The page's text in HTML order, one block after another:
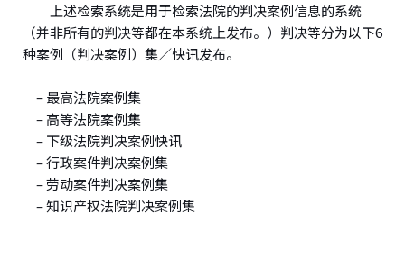
上述检索系统是用于检索法院的判决案例信息的系统
（并非所有的判决等都在本系统上发布。）判决等分为以下6
种案例（判决案例）集／快讯发布。
– 最高法院案例集
– 高等法院案例集
– 下级法院判决案例快讯
– 行政案件判决案例集
– 劳动案件判决案例集
– 知识产权法院判决案例集